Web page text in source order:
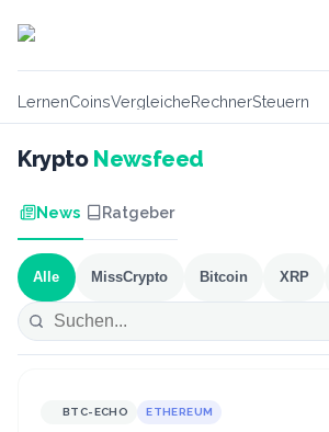
LernenCoinsVergleicheRechnerSteuern
Krypto Newsfeed
News Ratgeber
Alle MissCrypto Bitcoin XRP
BTC-ECHO ETHEREUM